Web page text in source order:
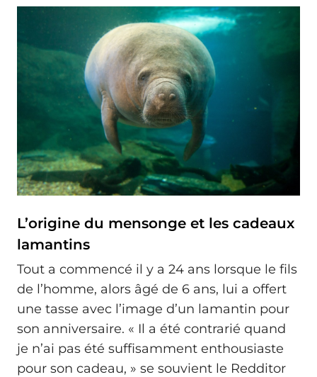
L’origine du mensonge et les cadeaux
lamantins
Tout a commencé il y a 24 ans lorsque le fils
de l’homme, alors âgé de 6 ans, lui a offert
une tasse avec l’image d’un lamantin pour
son anniversaire. « Il a été contrarié quand
je n’ai pas été suffisamment enthousiaste
pour son cadeau, » se souvient le Redditor